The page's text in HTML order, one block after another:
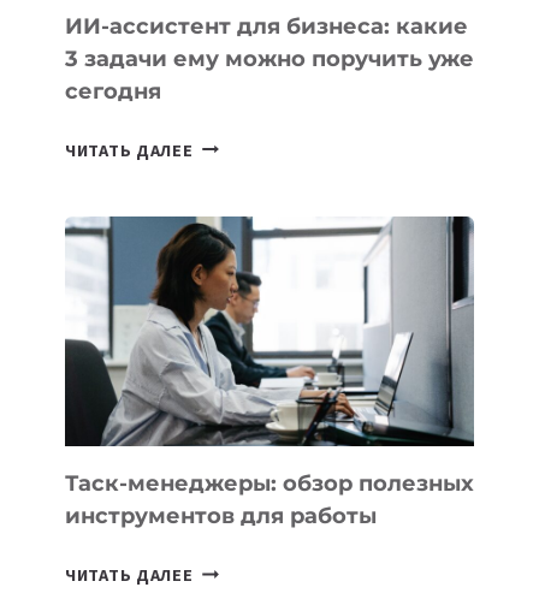
ИИ-ассистент для бизнеса: какие
3 задачи ему можно поручить уже
сегодня
ЧИТАТЬ ДАЛЕЕ ИИ-
БИЗНЕСА:
КАКИЕ
3
ЗАДАЧИ
ЕМУ
МОЖНО
ПОРУЧИТЬ
УЖЕ
СЕГОДНЯ
Таск-менеджеры: обзор полезных
инструментов для работы
ЧИТАТЬ ДАЛЕЕ ТАСК-